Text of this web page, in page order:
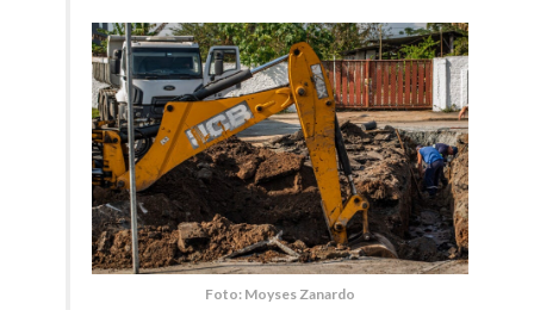
Foto: Moyses Zanardo